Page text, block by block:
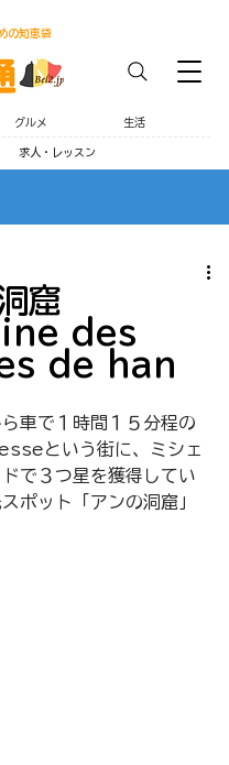
グルメ 生活
求人・レッスン
の知恵袋
窟
des
de han
車で１時間１５分程の
という街に、ミシェ
で３つ星を獲得してい
ポット「アンの洞窟」